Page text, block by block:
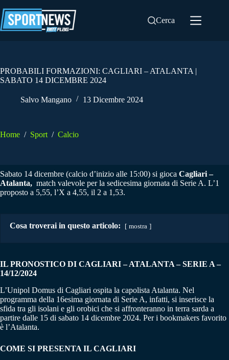
al
contenuto
Cerca
PROBABILI FORMAZIONI: CAGLIARI – ATALANTA |
SABATO 14 DICEMBRE 2024
Salvo Mangano 13 Dicembre 2024
Home / Sport / Calcio
Sabato 14 dicembre (calcio d’inizio alle 15:00) si gioca Cagliari –
Atalanta, match valevole per la sedicesima giornata di Serie A. L’1
proposto a 5,55, l’X a 4,55, il 2 a 1,53.
Cosa troverai in questo articolo: mostra
IL PRONOSTICO DI CAGLIARI – ATALANTA – SERIE A –
14/12/2024
L’Unipol Domus di Cagliari ospita la capolista Atalanta. Nel
programma della 16esima giornata di Serie A, infatti, si inserisce la
sfida tra gli isolani e gli orobici che si affronteranno in terra sarda a
partire dalle 15 di sabato 14 dicembre 2024. Per i bookmakers favorito
è l’Atalanta.
COME SI PRESENTA IL CAGLIARI